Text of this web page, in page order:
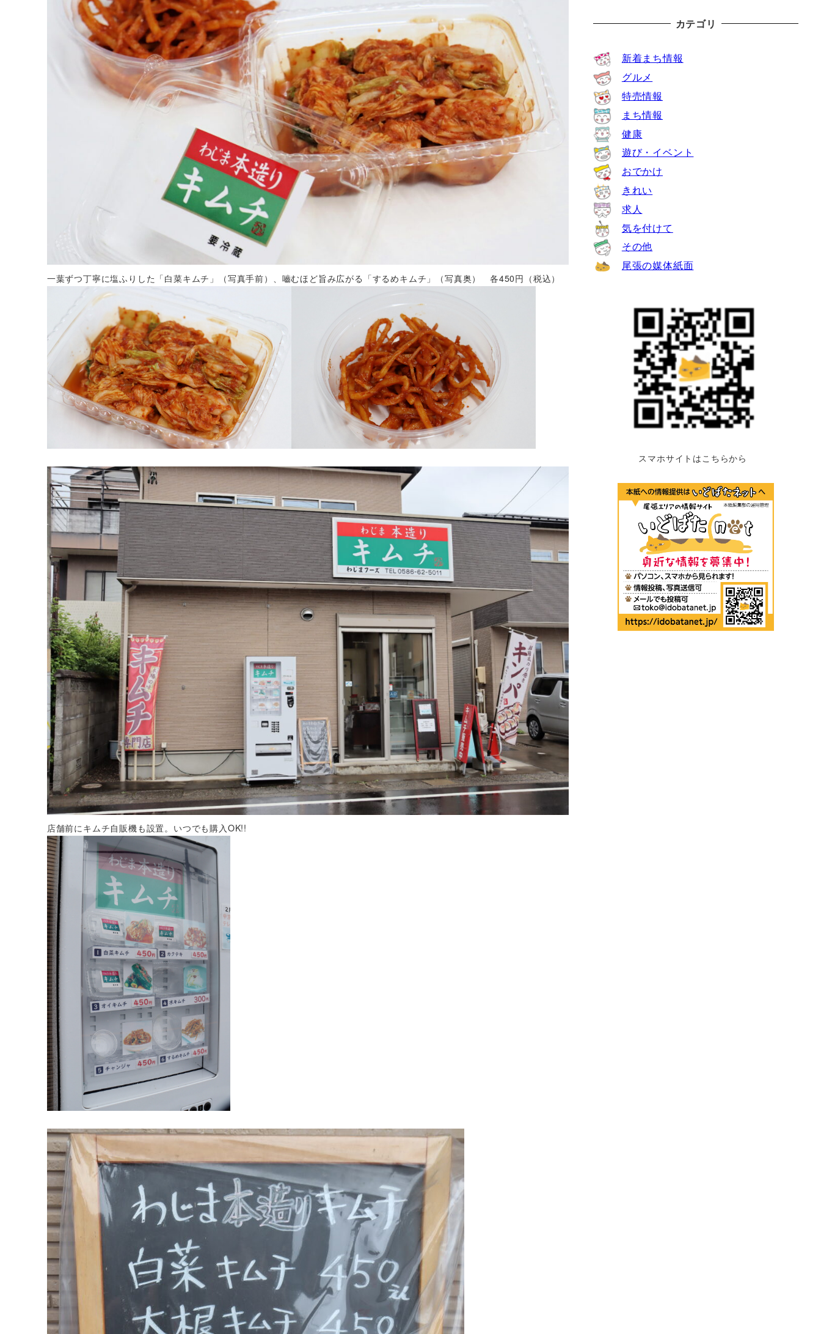
一葉ずつ丁寧に塩ふりした「白菜キムチ」（写真手前）、嚙むほど旨み広がる「するめキムチ」（写真奥） 各450円（税込）
店舗前にキムチ自販機も設置。いつでも購入OK!!
カテゴリ
新着まち情報
グルメ
特売情報
まち情報
健康
遊び・イベント
おでかけ
きれい
求人
気を付けて
その他
尾張の媒体紙面
スマホサイトはこちらから